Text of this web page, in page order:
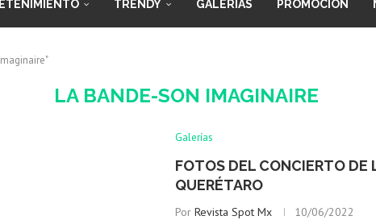
TRENDY GALERÍAS PROMOCIÓN
LA BANDE-SON IMAGINAIRE
Galerías
FOTOS DEL CONCIERTO DE
QUERÉTARO
PorRevista Spot Mx 10/06/2022